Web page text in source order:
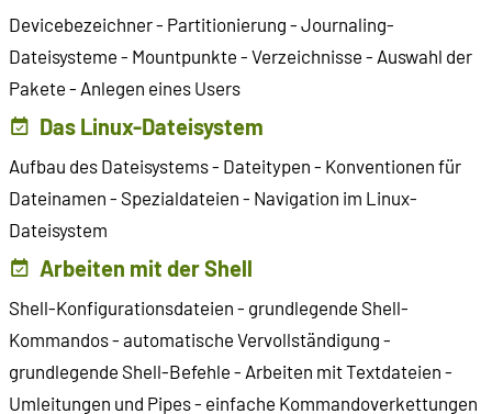
Devicebezeichner - Partitionierung - Journaling-
Dateisysteme - Mountpunkte - Verzeichnisse - Auswahl der
Pakete - Anlegen eines Users
Das Linux-Dateisystem
Aufbau des Dateisystems - Dateitypen - Konventionen für
Dateinamen - Spezialdateien - Navigation im Linux-
Dateisystem
Arbeiten mit der Shell
Shell-Konfigurationsdateien - grundlegende Shell-
Kommandos - automatische Vervollständigung -
grundlegende Shell-Befehle - Arbeiten mit Textdateien -
Umleitungen und Pipes - einfache Kommandoverkettungen